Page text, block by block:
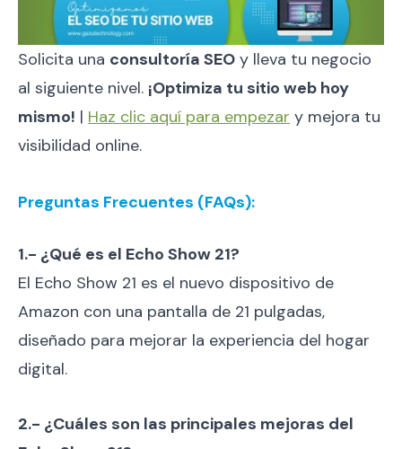
Solicita una consultoría SEO y lleva tu negocio
al siguiente nivel. ¡Optimiza tu sitio web hoy
mismo! | Haz clic aquí para empezar y mejora tu
visibilidad online.
Preguntas Frecuentes (FAQs):
1.- ¿Qué es el Echo Show 21?
El Echo Show 21 es el nuevo dispositivo de
Amazon con una pantalla de 21 pulgadas,
diseñado para mejorar la experiencia del hogar
digital.
2.- ¿Cuáles son las principales mejoras del